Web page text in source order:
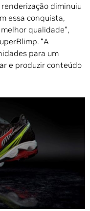
renderização diminuiu
essa conquista,
qualidade”,
“A
para um
e produzir conteúdo